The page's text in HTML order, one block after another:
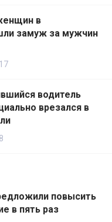
в
замуж за мужчин
17
водитель
врезался в
8
повысить
в пять раз